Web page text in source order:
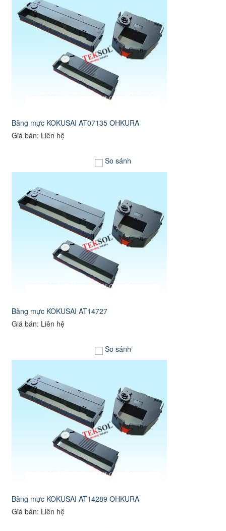
Băng mực KOKUSAI AT07135 OHKURA
Giá bán: Liên hệ
So sánh
Băng mực KOKUSAI AT14727
Giá bán: Liên hệ
So sánh
Băng mực KOKUSAI AT14289 OHKURA
Giá bán: Liên hệ